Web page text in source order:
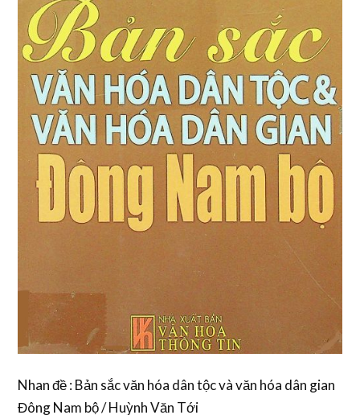
Nhan đề : Bản sắc văn hóa dân tộc và văn hóa dân gian
Đông Nam bộ / Huỳnh Văn Tới